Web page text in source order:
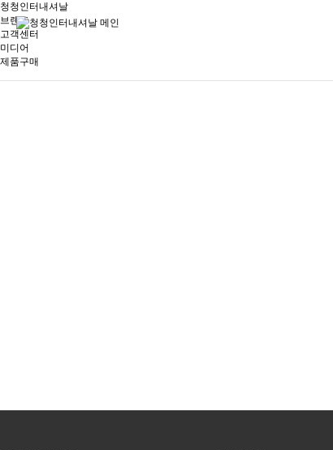
청청인터내셔날
브랜드
고객센터
미디어
제품구매